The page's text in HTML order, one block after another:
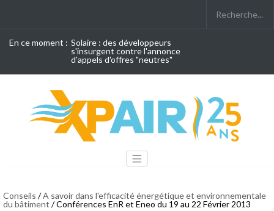
En ce moment : Solaire : des développeurs
s'insurgent contre l'annonce
d'appels d'offres "neutres"
Conseils /A savoir dans l'efficacité énergétique et environnementale
du bâtiment / Conférences EnR et Eneo du 19 au 22 Février 2013